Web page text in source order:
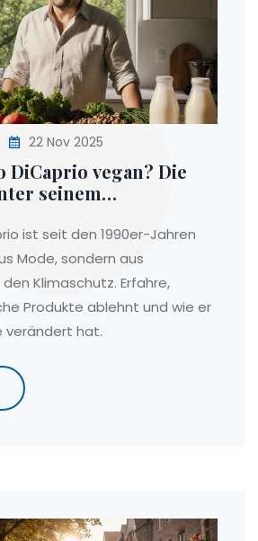
22 Nov 2025
DiCaprio vegan? Die
seinem
ist seit den 1990er-Jahren
Mode, sondern aus
Klimaschutz. Erfahre,
Produkte ablehnt und wie er
verändert hat.